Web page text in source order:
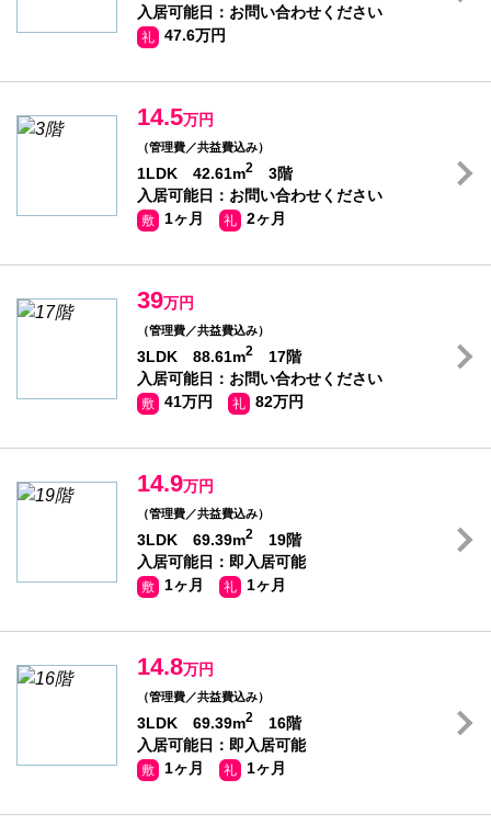
入居可能日：お問い合わせください
礼 47.6万円
14.5万円
（管理費／共益費込み）
1LDK 42.61m2
3階
入居可能日：お問い合わせください
敷 1ヶ月 礼 2ヶ月
39万円
（管理費／共益費込み）
3LDK 88.61m2
17階
入居可能日：お問い合わせください
敷 41万円 礼 82万円
14.9万円
（管理費／共益費込み）
3LDK 69.39m2
19階
入居可能日：即入居可能
敷 1ヶ月 礼 1ヶ月
14.8万円
（管理費／共益費込み）
3LDK 69.39m2
16階
入居可能日：即入居可能
敷 1ヶ月 礼 1ヶ月